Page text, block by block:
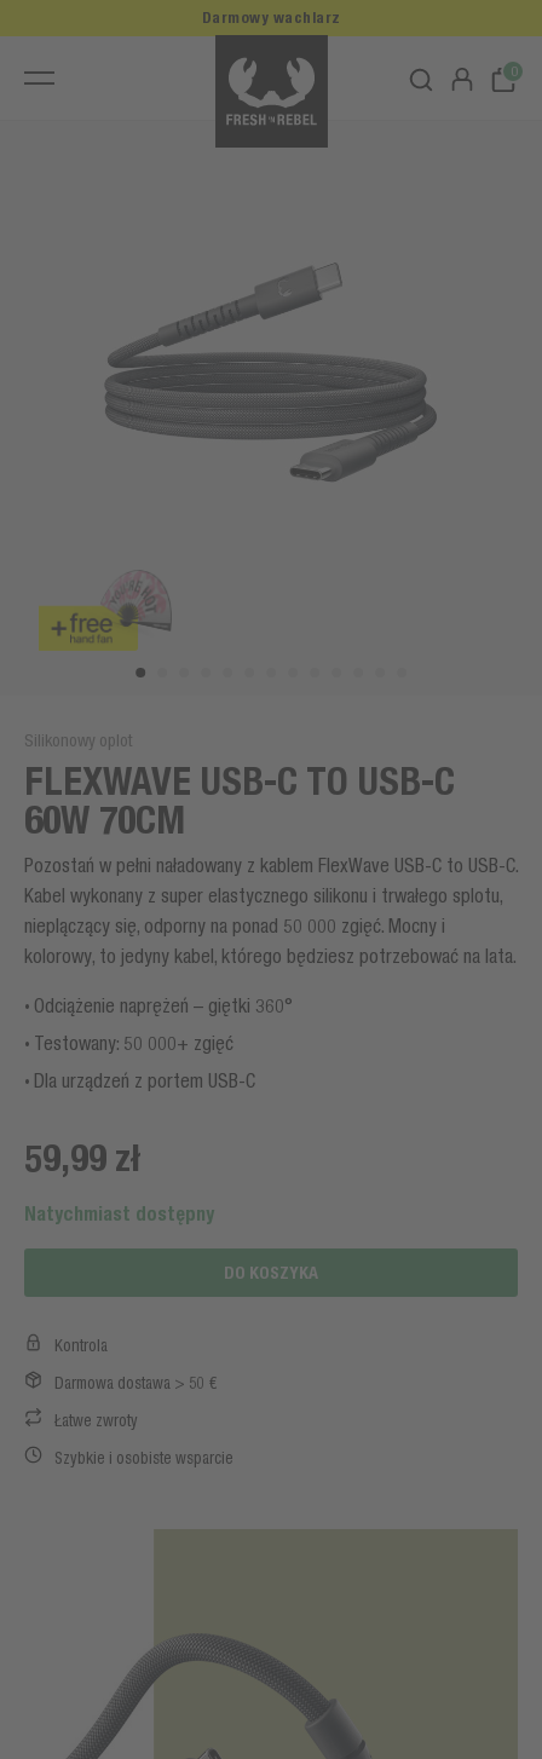
0
Darmowy wachlarz
Silikonowy oplot
FLEXWAVE USB-C TO USB-C
60W 70CM
Pozostań w pełni naładowany z kablem FlexWave USB-C to USB-C.
Kabel wykonany z super elastycznego silikonu i trwałego splotu,
nieplączący się, odporny na ponad 50 000 zgięć. Mocny i
kolorowy, to jedyny kabel, którego będziesz potrzebować na lata.
Odciążenie naprężeń – giętki 360°
Testowany: 50 000+ zgięć
Dla urządzeń z portem USB-C
59,99 zł
Natychmiast dostępny
DO KOSZYKA
Kontrola
Darmowa dostawa > 50 €
Łatwe zwroty
Szybkie i osobiste wsparcie